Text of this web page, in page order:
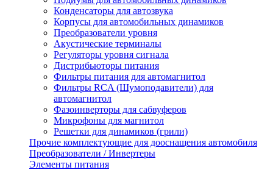
Конденсаторы для автозвука
Корпусы для автомобильных динамиков
Преобразователи уровня
Акустические терминалы
Регуляторы уровня сигнала
Дистрибьюторы питания
Фильтры питания для автомагнитол
Фильтры RCA (Шумоподавители) для
автомагнитол
Фазоинверторы для сабвуферов
Микрофоны для магнитол
Решетки для динамиков (грили)
Прочие комплектующие для дооснащения автомобиля
Преобразователи / Инвертеры
Элементы питания